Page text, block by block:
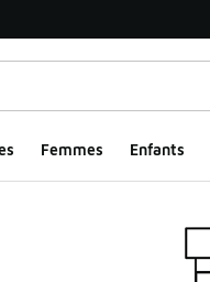
Femmes Enfants